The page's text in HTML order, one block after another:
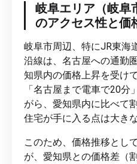
岐阜エリア（岐阜
のアクセス性と価
岐阜市周辺、特にJR東海
沿線は、名古屋への通勤
知県内の価格上昇を受け
「名古屋まで電車で20分
がら、愛知県内に比べて
住宅が手に入る点は大き
このため、価格推移とし
が、愛知県との価格差（